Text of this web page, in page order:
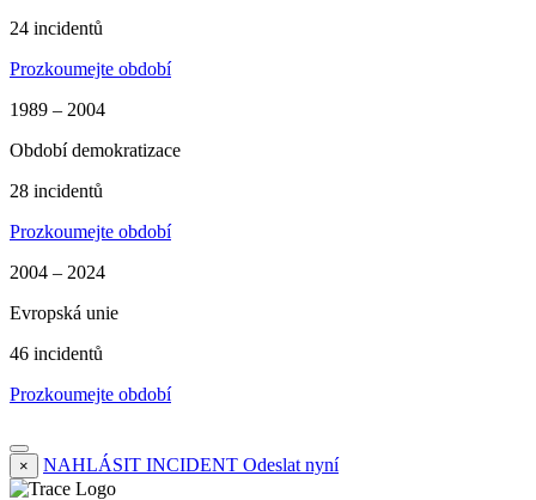
24 incidentů
Prozkoumejte období
1989 – 2004
Období demokratizace
28 incidentů
Prozkoumejte období
2004 – 2024
Evropská unie
46 incidentů
Prozkoumejte období
× NAHLÁSIT INCIDENT Odeslat nyní